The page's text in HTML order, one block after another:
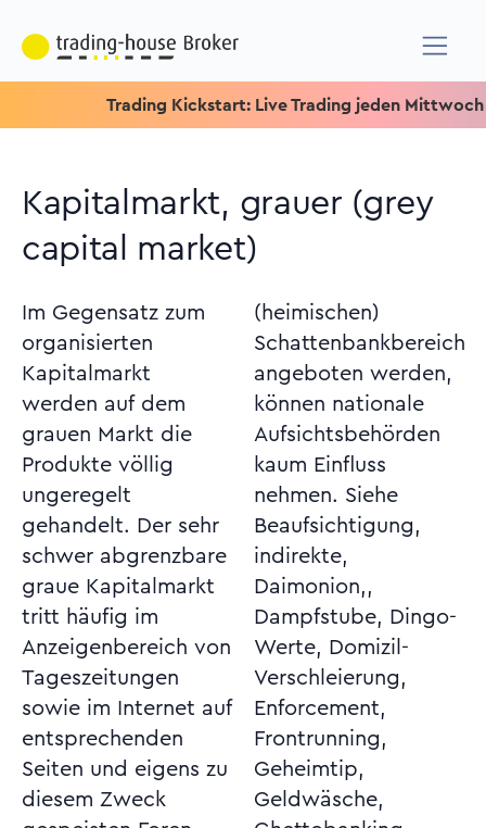
Trading Kickstart: Live Trading jeden Mittwoch um
Kapitalmarkt, grauer (grey
capital market)
Im Gegensatz zum
organisierten
Kapitalmarkt
werden auf dem
grauen Markt die
Produkte völlig
ungeregelt
gehandelt. Der sehr
schwer abgrenzbare
graue Kapitalmarkt
tritt häufig im
Anzeigenbereich von
Tageszeitungen
sowie im Internet auf
entsprechenden
Seiten und eigens zu
diesem Zweck
(heimischen)
Schattenbankbereich
angeboten werden,
können nationale
Aufsichtsbehörden
kaum Einfluss
nehmen. Siehe
Beaufsichtigung,
indirekte,
Daimonion,,
Dampfstube, Dingo-
Werte, Domizil-
Verschleierung,
Enforcement,
Frontrunning,
Geheimtip,
Geldwäsche,